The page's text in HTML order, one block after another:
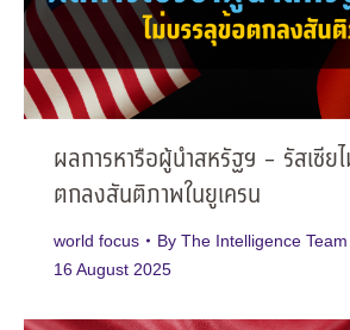
ผลการหารือผู้นำสหรัฐฯ – รัสเซีย
ตกลงสันติภาพในยูเครน
world focus By The Intelligence Team
16 August 2025